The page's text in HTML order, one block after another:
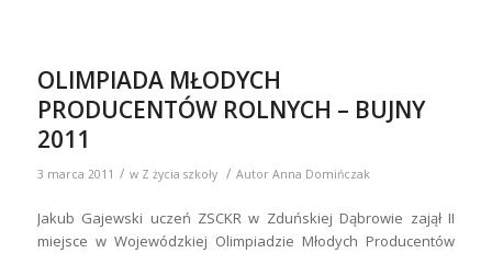
OLIMPIADA MŁODYCH
PRODUCENTÓW ROLNYCH – BUJNY
2011
3 marca 2011 / w Z życia szkoły / Autor Anna Domińczak
Jakub Gajewski uczeń ZSCKR w Zduńskiej Dąbrowie zajął II
miejsce w Wojewódzkiej Olimpiadzie Młodych Producentów